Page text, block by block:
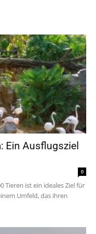
Ein Ausflugsziel
0
Tieren ist ein ideales Ziel für
Umfeld, das ihren